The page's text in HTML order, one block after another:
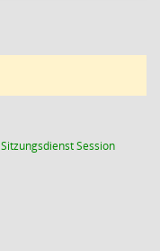
SitzungsdienstSession(Wird in